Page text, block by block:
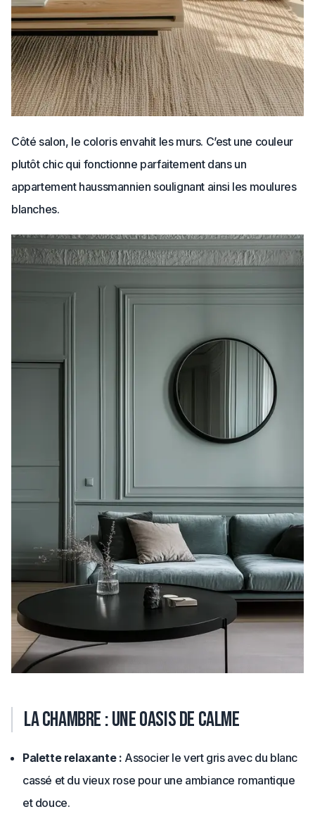
Côté salon, le coloris envahit les murs. C’est une couleur
plutôt chic qui fonctionne parfaitement dans un
appartement haussmannien soulignant ainsi les moulures
blanches.
La chambre : une oasis de calme
Palette relaxante : Associer le vert gris avec du blanc
cassé et du vieux rose pour une ambiance romantique
et douce.